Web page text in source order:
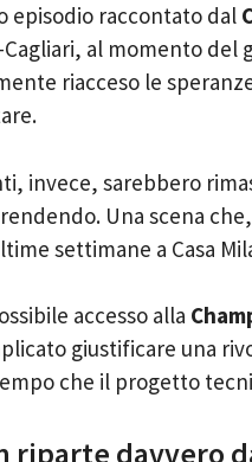
episodio raccontato dal
al momento del
riacceso le
invece, sarebbero
Una scena
settimane a Casa
accesso alla
giustificare una
che il progetto
riparte davvero